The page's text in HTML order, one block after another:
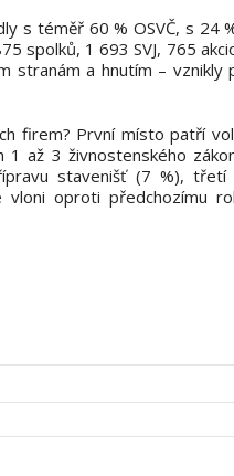
s téměř 60 % OSVČ, s 24
spolků, 1 693 SVJ, 765
stranám a hnutím –
firem? První místo patří
1 až 3 živnostenského
stavenišť (7 %), třetí
oproti předchozímu